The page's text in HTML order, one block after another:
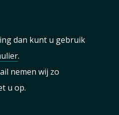
dan kunt u gebruik
.
nemen wij zo
u op.